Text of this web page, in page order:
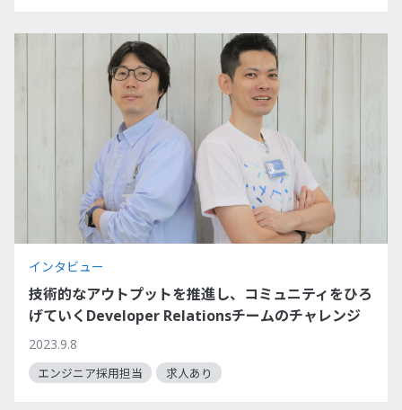
インタビュー
技術的なアウトプットを推進し、コミュニティをひろ
げていくDeveloper Relationsチームのチャレンジ
2023.9.8
エンジニア採用担当 求人あり